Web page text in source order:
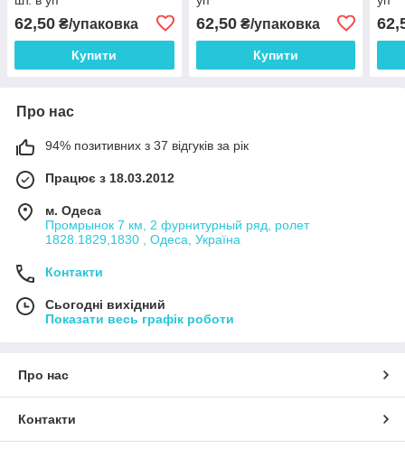
62,50 ₴/упаковка
Купити
62,50₴/упаковка
Купити
Про нас
94% позитивних з 37 відгуків за рік
Працює з 18.03.2012
м. Одеса
Промрынок 7 км, 2 фурнитурный ряд, ролет
1828.1829,1830 , Одеса, Україна
Контакти
Сьогодні вихідний
Показати весь графік роботи
Про нас
Контакти